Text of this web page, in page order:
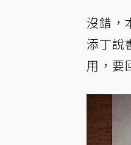
沒錯，
添丁說
用，要